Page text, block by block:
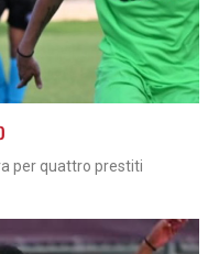
per quattro prestiti